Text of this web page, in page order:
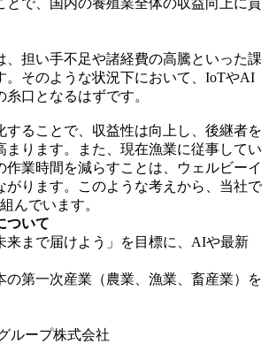
、担い手不足や諸経費の高騰といった課
。そのような状況下において、IoTやAI
口となるはずです。
することで、収益性は向上し、後継者を
まります。また、現在漁業に従事してい
作業時間を減らすことは、ウェルビーイ
がります。このような考えから、当社で
んでいます。
ついて
来まで届けよう」を目標に、AIや最新
の第一次産業（農業、漁業、畜産業）を
ループ株式会社